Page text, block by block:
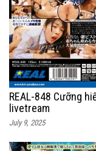
REAL-848 Cưỡng
livetream
July 9, 2025